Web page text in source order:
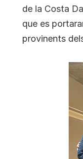
de la Costa
que es
provinents